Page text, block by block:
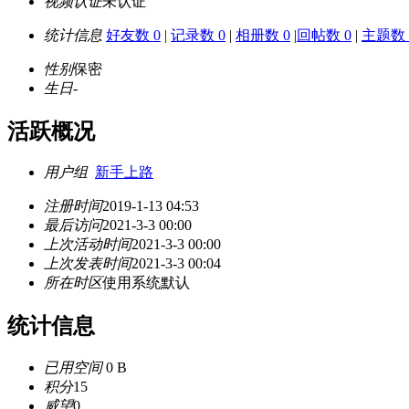
统计信息 好友数 0 | 记录数 0 | 相册数 0 |回帖数 0 | 主题数
性别保密
生日-
活跃概况
用户组 新手上路
注册时间2019-1-13 04:53
最后访问2021-3-3 00:00
上次活动时间2021-3-3 00:00
上次发表时间2021-3-3 00:04
所在时区使用系统默认
统计信息
已用空间0 B
积分15